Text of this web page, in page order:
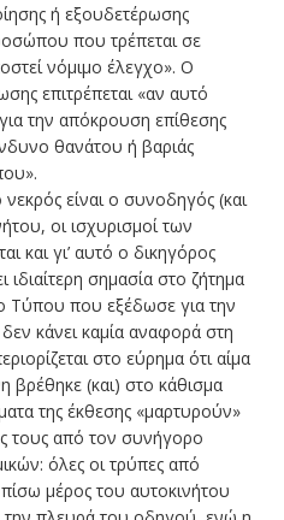
ή εξουδετέρωσης
που τρέπεται σε
νόμιμο έλεγχο». Ο
επιτρέπεται «αν αυτό
την απόκρουση επίθεσης
θανάτου ή βαριάς
είναι ο συνοδηγός (και
οι ισχυρισμοί των
και γι’ αυτό ο δικηγόρος
ιδιαίτερη σημασία στο ζήτημα
Τύπου που εξέδωσε για την
κάνει καμία αναφορά στη
στο εύρημα ότι αίμα
(και) στο κάθισμα
της έκθεσης «μαρτυρούν»
τους από τον συνήγορο
όλες οι τρύπες από
πίσω μέρος του αυτοκινήτου